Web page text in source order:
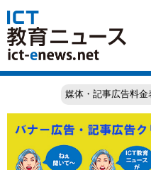
媒体・記事広告料金